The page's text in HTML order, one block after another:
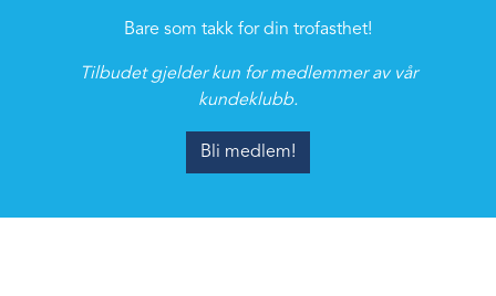
Bare som takk for din trofasthet!
Tilbudet gjelder kun for medlemmer av vår
kundeklubb.
Bli medlem!